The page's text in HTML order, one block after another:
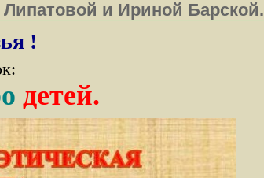
и Ириной Барской.
!
детей.